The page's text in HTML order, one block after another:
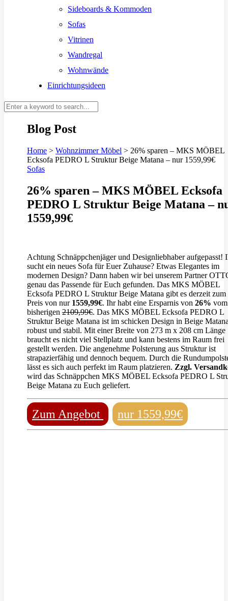
Sideboards & Kommoden
Sofas
Vitrinen
Wandregal
Wohnwände
Einrichtungsideen
Blog Post
Home > Wohnzimmer Möbel > 26% sparen – MKS MÖBEL
Ecksofa PEDRO L Struktur Beige Matana – nur 1559,99€
Sofas
26% sparen – MKS MÖBEL Ecksofa
PEDRO L Struktur Beige Matana –
1559,99€
Achtung Schnäppchenjäger und Designliebhaber aufgepasst!
sucht ein neues Sofa für Euer Zuhause? Etwas Elegantes im
modernen Design? Dann haben wir bei unserem Partner
genau das Passende für Euch gefunden. Das MKS MÖBEL
Ecksofa PEDRO L Struktur Beige Matana gibt es derzeit zum
Preis von nur 1559,99€. Ihr habt eine Ersparnis von 26% vom
bisherigen 2109,99€. Das MKS MÖBEL Ecksofa PEDRO L
Struktur Beige Matana ist im schicken Design in Beige
robust und stabil. Mit einer Breite von 273 m x 208 cm Länge
braucht es nicht viel Stellplatz und kann bestens im Raum frei
gestellt werden. Die angenehme Polsterung aus Struktur ist
strapazierfähig und dennoch bequem. Durch die
lässt es sich auch perfekt im Raum platzieren. Zzgl.
wird das Schnäppchen MKS MÖBEL Ecksofa PEDRO L
Beige Matana zu Euch geliefert.
Zum Angebot nur 1559,99€